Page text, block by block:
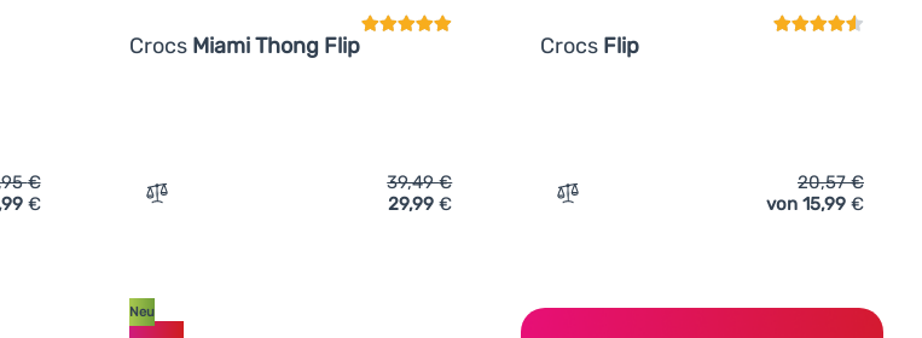
Mica' hinzufügen
€
€
Crocs Miami Thong Flip
Zum Vergleich 'Damen Flip-Flops Crocs Miami Thong Flip' hinzufügen
39,49€
29,99€
Crocs Flip
Zum Vergleich 'Flip-Flops Crocs Flip'
20,57€
von 15,99 €
Neu